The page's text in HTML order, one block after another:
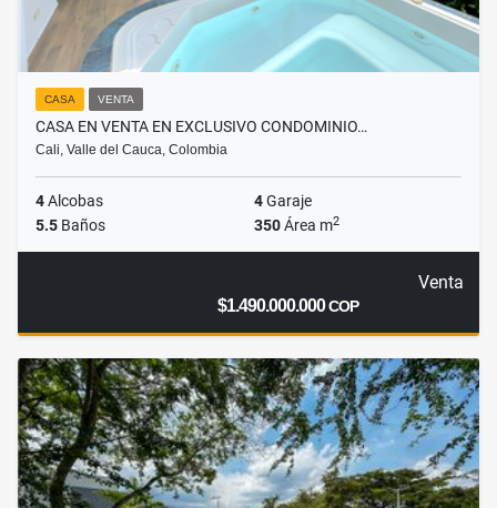
CASA VENTA
CASA EN VENTA EN EXCLUSIVO CONDOMINIO…
Cali, Valle del Cauca, Colombia
4Alcobas 4Garaje
5.5 Baños 350Área m2
Venta
$1.490.000.000COP